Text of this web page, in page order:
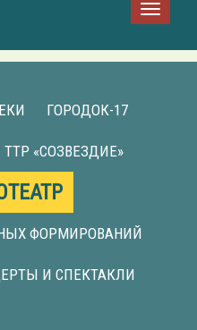
ГОРОДОК-17
ТТР «СОЗВЕЗДИЕ»
ФОРМИРОВАНИЙ
И СПЕКТАКЛИ